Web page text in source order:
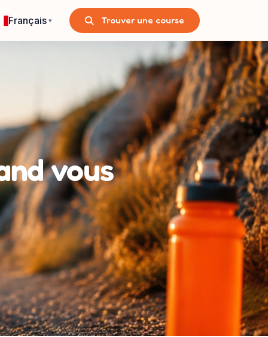
Français ▾ Trouver une course
vous